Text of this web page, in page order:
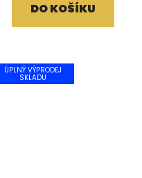
DO KOŠÍKU
ÚPLNÝ VÝPRODEJ
SKLADU